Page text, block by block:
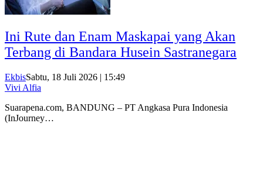
Ini Rute dan Enam Maskapai yang Akan
Terbang di Bandara Husein Sastranegara
EkbisSabtu, 18 Juli 2026 | 15:49
Vivi Alfia
Suarapena.com, BANDUNG – PT Angkasa Pura Indonesia
(InJourney…